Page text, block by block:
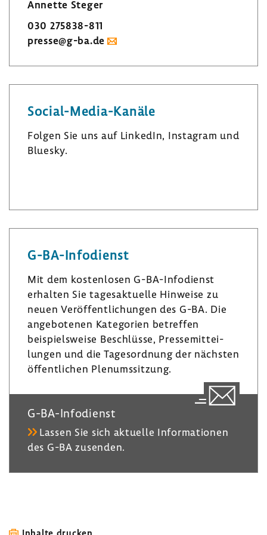
Annette Steger
030 275838-​811
presse@g-ba.de
Social-​Media-Kanäle
Folgen Sie uns auf LinkedIn, Insta­gram und
Bluesky.
n
k
d
n
s
t
­
r
a
m
u
e
k
G-​BA-Infodienst
Mit dem kosten­losen G-​BA-Infodienst
erhalten Sie tages­ak­tu­elle Hinweise zu
neuen Veröf­fent­li­chungen des G-BA. Die
ange­bo­tenen Kate­go­rien betreffen
beispiels­weise Beschlüsse, Pres­se­mit­tei­
lungen und die Tages­ord­nung der nächsten
öffent­li­chen Plenumssit­zung.
G-​BA-Infodienst
Lassen Sie sich aktu­elle Infor­ma­tionen
des G-BA zusenden.